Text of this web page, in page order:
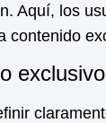
Aquí, los
contenido
exclusivo